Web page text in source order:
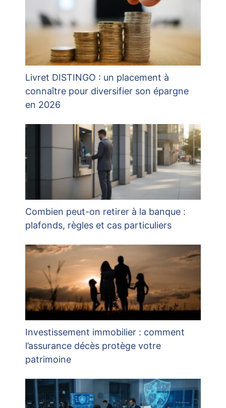
Livret DISTINGO : un placement à
connaître pour diversifier son épargne
en 2026
Combien peut-on retirer à la banque :
plafonds, règles et cas particuliers
Investissement immobilier : comment
l’assurance décès protège votre
patrimoine